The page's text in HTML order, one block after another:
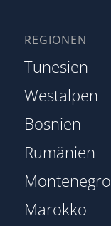
REGIONEN
Tunesien
Westalpen
Bosnien
Rumänien
Montenegro
Marokko